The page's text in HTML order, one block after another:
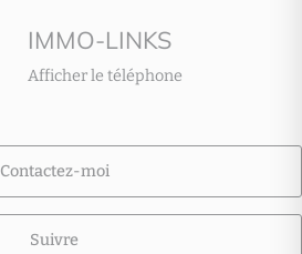
IMMO-LINKS
Afficher le téléphone
Contactez-moi
Suivre